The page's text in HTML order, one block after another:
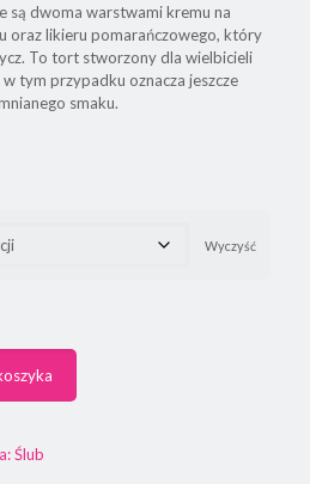
są dwoma warstwami kremu na
oraz likieru pomarańczowego, który
To tort stworzony dla wielbicieli
tym przypadku oznacza jeszcze
smaku.
Wyczyść
Ślub